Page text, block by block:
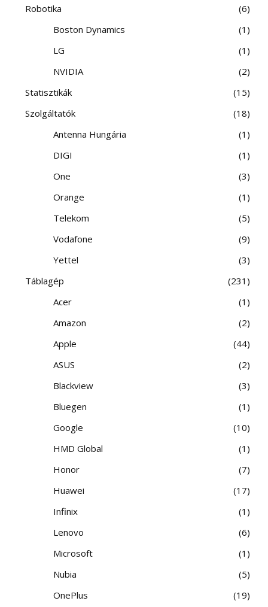
Robotika
6
Boston Dynamics
1
LG
1
NVIDIA
2
Statisztikák
15
Szolgáltatók
18
Antenna Hungária
1
DIGI
1
One
3
Orange
1
Telekom
5
Vodafone
9
Yettel
3
Táblagép
231
Acer
1
Amazon
2
Apple
44
ASUS
2
Blackview
3
Bluegen
1
Google
10
HMD Global
1
Honor
7
Huawei
17
Infinix
1
Lenovo
6
Microsoft
1
Nubia
5
OnePlus
19